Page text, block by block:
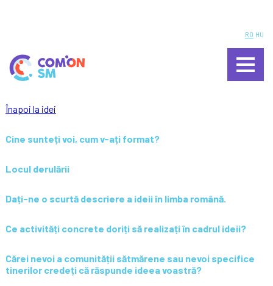
RO HU
INIȚIATORI ȘI PARTENERI
VEZI IDEILE PREMIATE
Înapoi la idei
Cine sunteți voi, cum v-ați format?
Locul derulării
Dați-ne o scurtă descriere a ideii în limba română.
Ce activități concrete doriți să realizați în cadrul ideii?
Cărei nevoi a comunității sătmărene sau nevoi specifice
tinerilor credeți că răspunde ideea voastră?